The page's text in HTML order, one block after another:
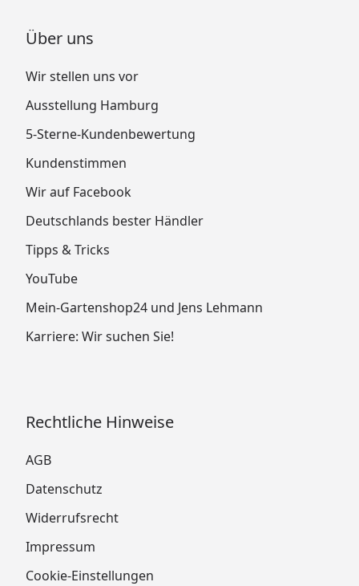
Über uns
Wir stellen uns vor
Ausstellung Hamburg
5-Sterne-Kundenbewertung
Kundenstimmen
Wir auf Facebook
Deutschlands bester Händler
Tipps & Tricks
YouTube
Mein-Gartenshop24 und Jens Lehmann
Karriere: Wir suchen Sie!
Rechtliche Hinweise
AGB
Datenschutz
Widerrufsrecht
Impressum
Cookie-Einstellungen